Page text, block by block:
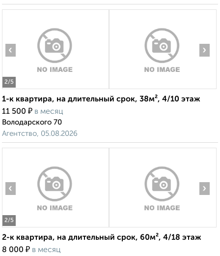
2/5
‹ ›
1-к квартира, на длительный срок, 38м², 4/10 этаж
11 500 ₽ в месяц
Володарского 70
Агентство, 05.08.2026
2/5
‹ ›
2-к квартира, на длительный срок, 60м², 4/18 этаж
8 000 ₽ в месяц